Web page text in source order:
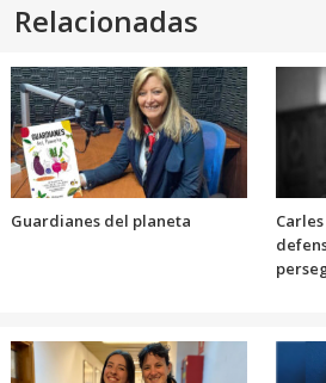
Relacionadas
Guardianes del planeta